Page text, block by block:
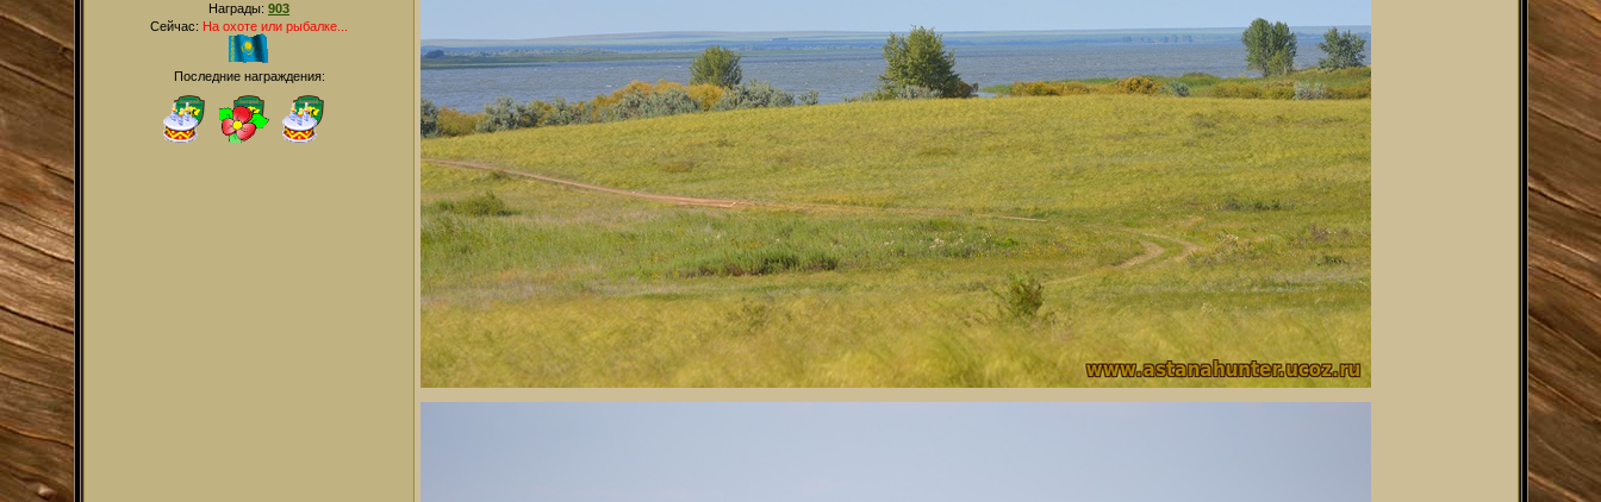
Награды: 903
Сейчас: На охоте или рыбалке...
Последние награждения: